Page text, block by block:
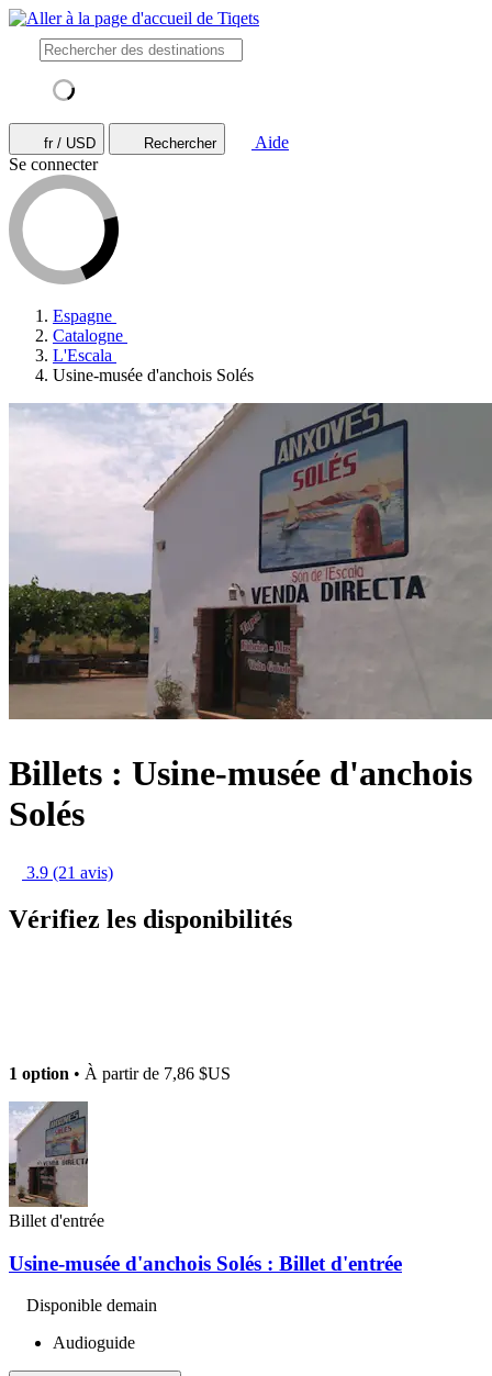
fr / USD Rechercher
Aide
Se connecter
Espagne
Catalogne
L'Escala
Usine-musée d'anchois Solés
Billets : Usine-musée d'anchois
Solés
3.9 (21 avis)
Vérifiez les disponibilités
1 option • À partir de 7,86 $US
Billet d'entrée
Usine-musée d'anchois Solés : Billet d'entrée
Disponible demain
Audioguide